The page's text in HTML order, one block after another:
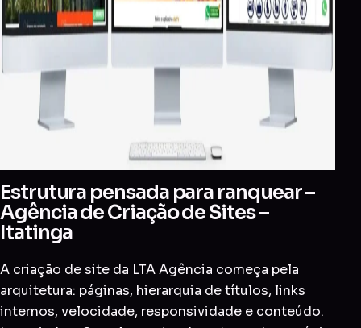
Estrutura pensada para ranquear –
Agência de Criação de Sites –
Itatinga
A criação de site da LTA Agência começa pela
arquitetura: páginas, hierarquia de títulos, links
internos, velocidade, responsividade e conteúdo.